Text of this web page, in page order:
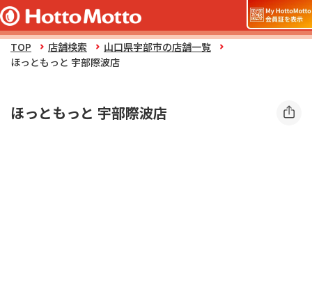
TOP 店舗検索
山口県宇部市の店舗一覧
ほっともっと 宇部際波店
ほっともっと 宇部際波店